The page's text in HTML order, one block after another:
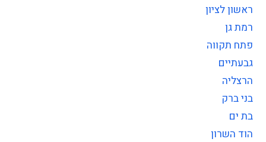
ראשון לציון
רמת גן
פתח תקווה
גבעתיים
הרצליה
בני ברק
בת ים
הוד השרון